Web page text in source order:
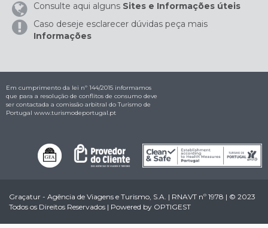
Consulte aqui alguns Sites e Informações úteis
Caso deseje esclarecer dúvidas peça mais
Informações
Em cumprimento da lei nº 144/2015 informamos
que para a resolução de conflitos de consumo deve
ser contactada a comissão arbitral do Turismo de
Portugal www.turismodeportugal.pt
Graçatur - Agência de Viagens e Turismo, S.A. | RNAVT nº 1978 | © 2023
Todos os Direitos Reservados | Powered by OPTIGEST